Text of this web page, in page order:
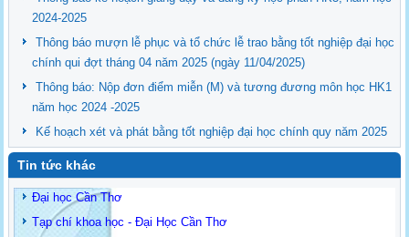
2024-2025
Thông báo mượn lễ phục và tổ chức lễ trao bằng tốt nghiệp đại học
chính qui đợt tháng 04 năm 2025 (ngày 11/04/2025)
Thông báo: Nộp đơn điểm miễn (M) và tương đương môn học HK1
năm học 2024 -2025
Kế hoạch xét và phát bằng tốt nghiệp đại học chính quy năm 2025
Tin tức khác
Đại học Cần Thơ
Tạp chí khoa học - Đại Học Cần Thơ